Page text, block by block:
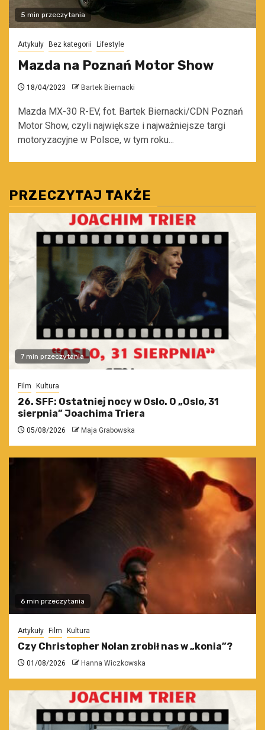
5 min przeczytania
Artykuły Bez kategorii Lifestyle
Mazda na Poznań Motor Show
18/04/2023 Bartek Biernacki
Mazda MX-30 R-EV, fot. Bartek Biernacki/CDN Poznań
Motor Show, czyli największe i najważniejsze targi
motoryzacyjne w Polsce, w tym roku...
PRZECZYTAJ TAKŻE
7 min przeczytania
Film Kultura
26. SFF: Ostatniej nocy w Oslo. O „Oslo, 31
sierpnia” Joachima Triera
05/08/2026 Maja Grabowska
6 min przeczytania
Artykuły Film Kultura
Czy Christopher Nolan zrobił nas w „konia”?
01/08/2026 Hanna Wiczkowska